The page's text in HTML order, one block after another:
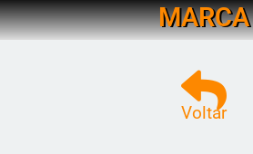
MARCA
Voltar